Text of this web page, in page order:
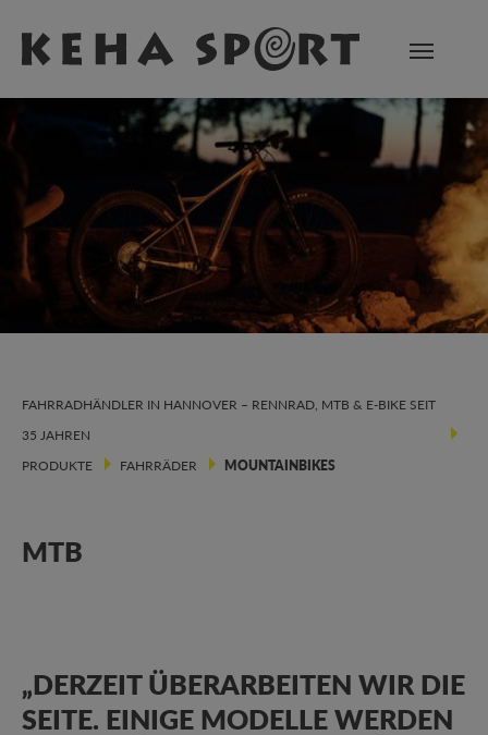
FAHRRADHÄNDLER IN HANNOVER – RENNRAD, MTB & E-BIKE SEIT
35 JAHREN
PRODUKTE
FAHRRÄDER MOUNTAINBIKES
MTB
„DERZEIT ÜBERARBEITEN WIR DIE
SEITE. EINIGE MODELLE WERDEN